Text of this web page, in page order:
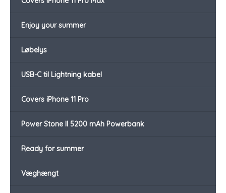
Enjoy your summer
Løbelys
USB-C til Lightning kabel
Covers iPhone 11 Pro
Power Stone II 5200 mAh Powerbank
Ready for summer
Væghængt